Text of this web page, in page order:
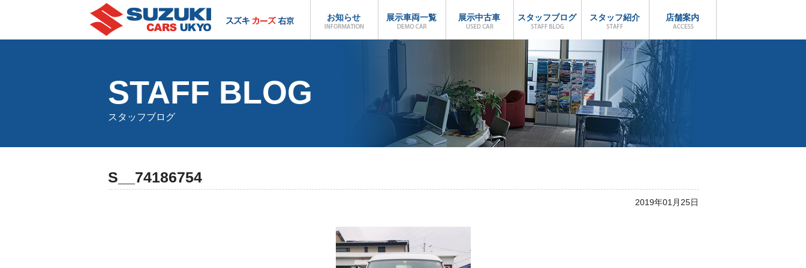
お知らせ 展示車両一覧 展示中古車 スタッフブログ スタッフ紹介 店舗案内
STAFF BLOG
スタッフブログ
S__74186754
2019年01月25日